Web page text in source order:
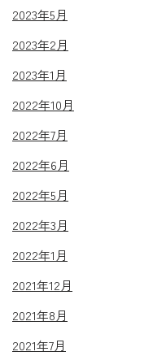
2023年5月
2023年2月
2023年1月
2022年10月
2022年7月
2022年6月
2022年5月
2022年3月
2022年1月
2021年12月
2021年8月
2021年7月